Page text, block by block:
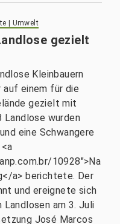
| Umwelt
gezielt
Kleinbauern
auf einem für die
gezielt mit
Landlose wurden
eine Schwangere
10928">Na
a> berichtete. Der
und ereignete sich
am 3. Juli
José Marcos